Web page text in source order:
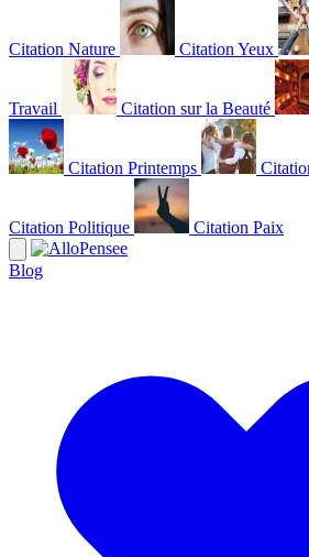
Citation Nature Citation Yeux
Travail Citation sur la Beauté
Citation Printemps
Citation Politique Citation Paix
Blog